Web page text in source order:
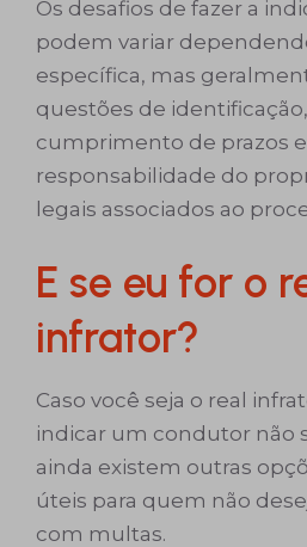
Os desafios de fazer a
podem variar
específica, mas
questões de
cumprimento de prazos
responsabilidade do
legais associados ao
E se eu for o
infrator?
Caso você seja o real
indicar um condutor não
ainda existem outras
úteis para quem não
com multas.